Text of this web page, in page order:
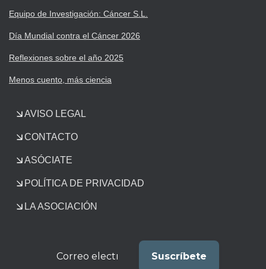
Equipo de Investigación: Cáncer S.L.
Día Mundial contra el Cáncer 2026
Reflexiones sobre el año 2025
Menos cuento, más ciencia
AVISO LEGAL
CONTACTO
ASÓCIATE
POLÍTICA DE PRIVACIDAD
LA ASOCIACIÓN